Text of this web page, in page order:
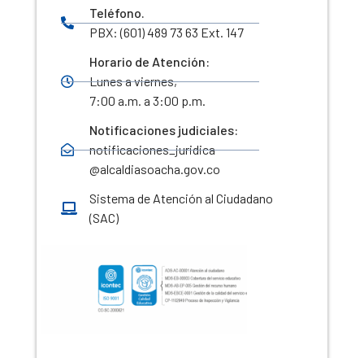
Teléfono.
PBX: (601) 489 73 63 Ext. 147
Horario de Atención:
Lunes a viernes,
7:00 a.m. a 3:00 p.m.
Notificaciones judiciales:
notificaciones_juridica
@alcaldiasoacha.gov.co
Sistema de Atención al Ciudadano
(SAC)